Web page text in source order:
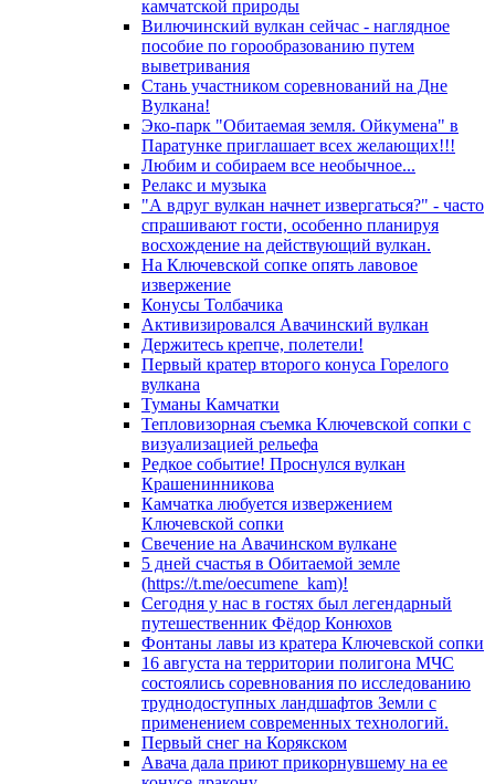
камчатской природы
Вилючинский вулкан сейчас - наглядное
пособие по горообразованию путем
выветривания
Стань участником соревнований на Дне
Вулкана!
Эко-парк "Обитаемая земля. Ойкумена" в
Паратунке приглашает всех желающих!!!
Любим и собираем все необычное...
Релакс и музыка
"А вдруг вулкан начнет извергаться?" - часто
спрашивают гости, особенно планируя
восхождение на действующий вулкан.
На Ключевской сопке опять лавовое
извержение
Конусы Толбачика
Активизировался Авачинский вулкан
Держитесь крепче, полетели!
Первый кратер второго конуса Горелого
вулкана
Туманы Камчатки
Тепловизорная съемка Ключевской сопки с
визуализацией рельефа
Редкое событие! Проснулся вулкан
Крашенинникова
Камчатка любуется извержением
Ключевской сопки
Свечение на Авачинском вулкане
5 дней счастья в Обитаемой земле
(https://t.me/oecumene_kam)!
Сегодня у нас в гостях был легендарный
путешественник Фёдор Конюхов
Фонтаны лавы из кратера Ключевской сопки
16 августа на территории полигона МЧС
состоялись соревнования по исследованию
труднодоступных ландшафтов Земли с
применением современных технологий.
Первый снег на Корякском
Авача дала приют прикорнувшему на ее